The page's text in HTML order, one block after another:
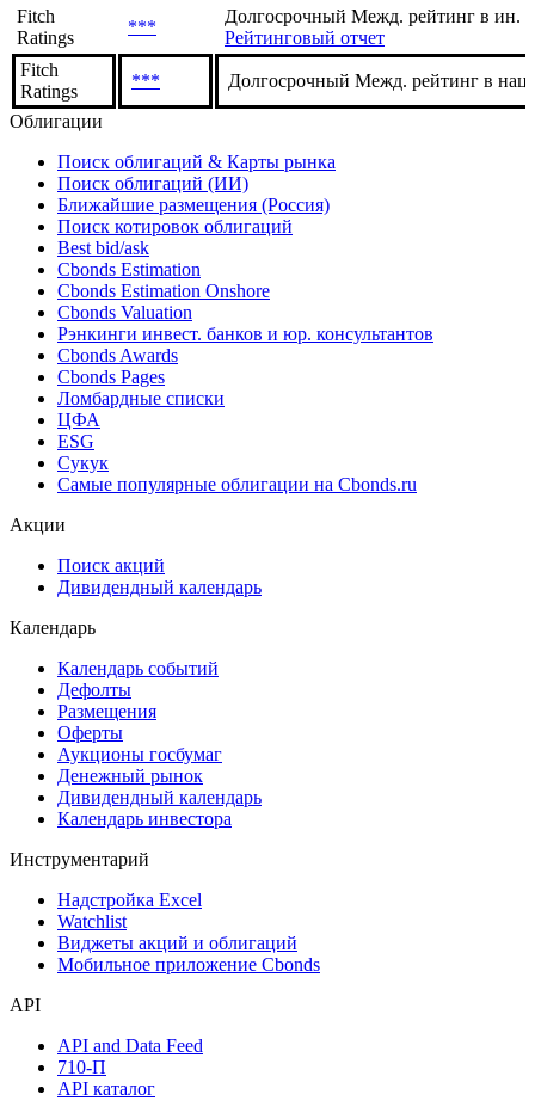
Fitch
Ratings
***
Долгосрочный Межд. рейтинг в ин.
Рейтинговый отчет
Fitch
Ratings
***
Долгосрочный Межд. рейтинг в
Облигации
Поиск облигаций & Карты рынка
Поиск облигаций (ИИ)
Ближайшие размещения (Россия)
Поиск котировок облигаций
Best bid/ask
Cbonds Estimation
Cbonds Estimation Onshore
Cbonds Valuation
Рэнкинги инвест. банков и юр. консультантов
Cbonds Awards
Cbonds Pages
Ломбардные списки
ЦФА
ESG
Сукук
Самые популярные облигации на Cbonds.ru
Акции
Поиск акций
Дивидендный календарь
Календарь
Календарь событий
Дефолты
Размещения
Оферты
Аукционы госбумаг
Денежный рынок
Дивидендный календарь
Календарь инвестора
Инструментарий
Надстройка Excel
Watchlist
Виджеты акций и облигаций
Мобильное приложение Cbonds
API
API and Data Feed
710-П
API каталог